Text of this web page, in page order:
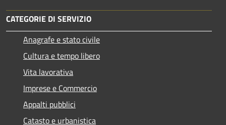
CATEGORIE DI SERVIZIO
Anagrafe e stato civile
Cultura e tempo libero
Vita lavorativa
Imprese e Commercio
Appalti pubblici
Catasto e urbanistica